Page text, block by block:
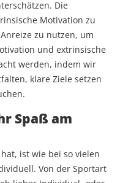
Die
Motivation zu
zu nutzen, um
und extrinsische
werden, indem wir
klare Ziele setzen
Spaß am
ist wie bei so vielen
Von der Sportart